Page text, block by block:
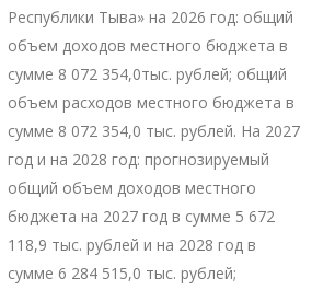
Республики Тыва» на 2026 год: общий
объем доходов местного бюджета в
сумме 8 072 354,0тыс. рублей; общий
объем расходов местного бюджета в
сумме 8 072 354,0 тыс. рублей. На 2027
год и на 2028 год: прогнозируемый
общий объем доходов местного
бюджета на 2027 год в сумме 5 672
118,9 тыс. рублей и на 2028 год в
сумме 6 284 515,0 тыс. рублей;